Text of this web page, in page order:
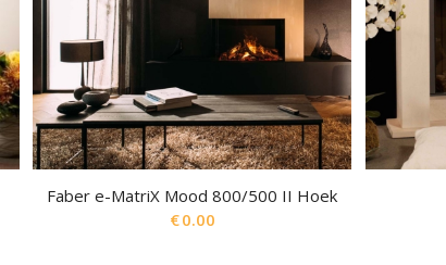
Faber e-MatriX Mood 800/500 II Hoek
€0.00